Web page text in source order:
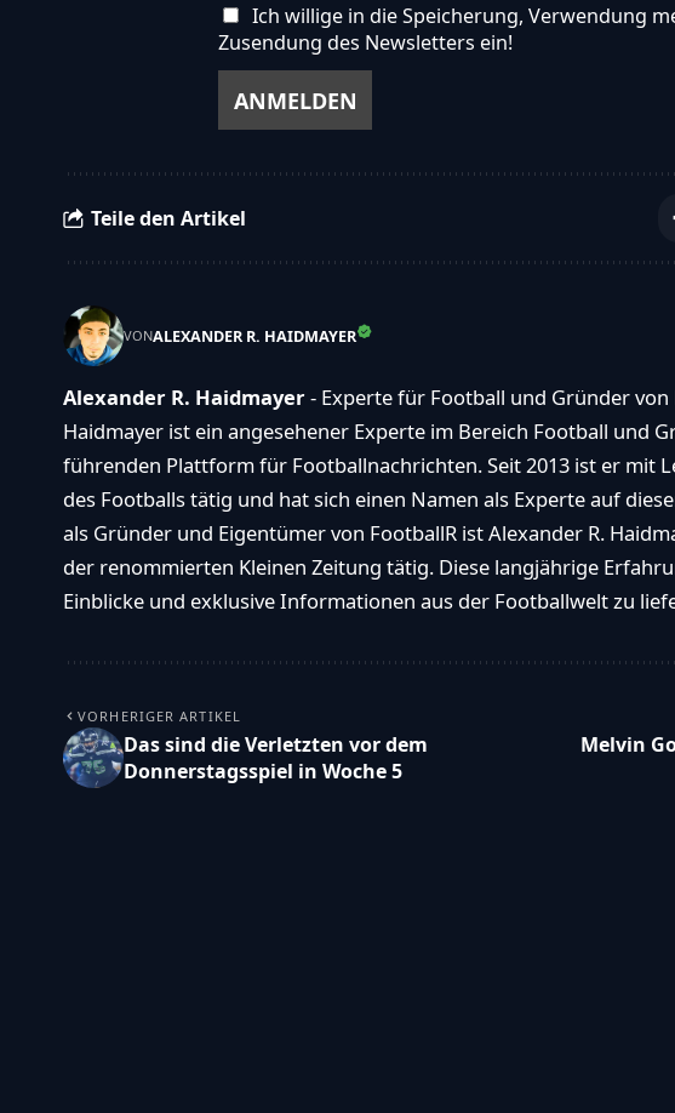
Ich willige in die Speicherung, Verwendung
Zusendung des Newsletters ein!
Teile den Artikel
VONALEXANDER R. HAIDMAYER
Alexander R. Haidmayer- Experte für Football und Gründer von
Haidmayer ist ein angesehener Experte im Bereich Football und
führenden Plattform für Footballnachrichten. Seit 2013 ist er mit
des Footballs tätig und hat sich einen Namen als Experte auf
als Gründer und Eigentümer von FootballR ist Alexander R.
der renommierten Kleinen Zeitung tätig. Diese langjährige
Einblicke und exklusive Informationen aus der Footballwelt zu
VORHERIGER ARTIKEL
Das sind die Verletzten vor dem
Donnerstagsspiel in Woche 5
Melvin